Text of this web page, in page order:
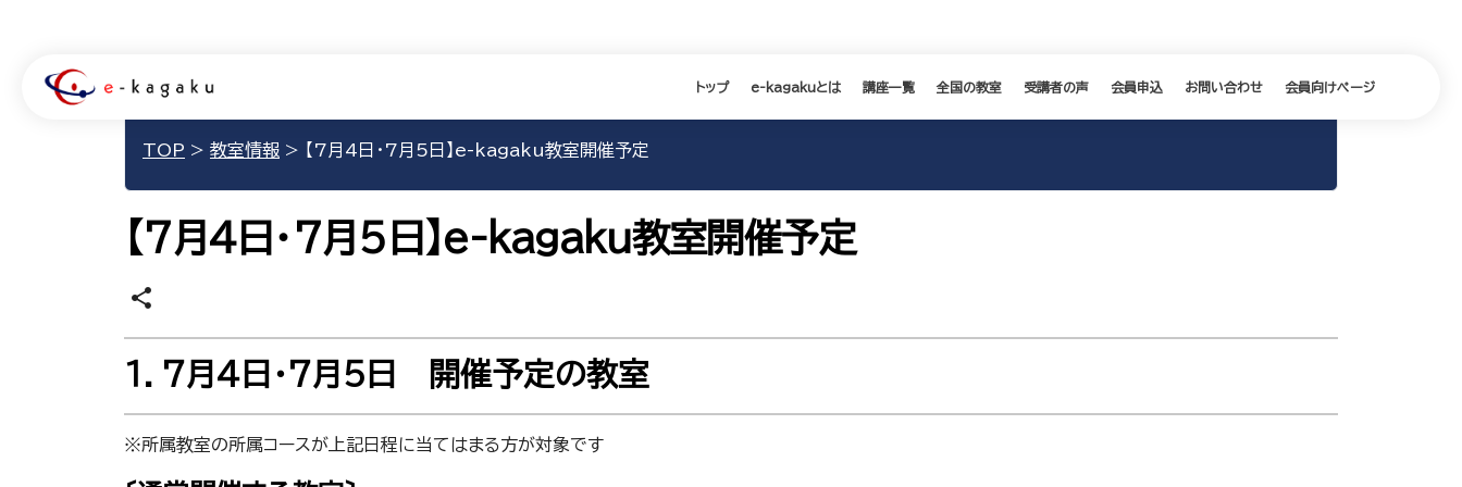
トップ e-kagakuとは 講座一覧 全国の教室 受講者の声 会員申込 お問い合わせ 会員向けページ
TOP > 教室情報 > 【7月4日･7月5日】e-kagaku教室開催予定
【7月4日･7月5日】e-kagaku教室開催予定
share
１．7月4日･7月5日 開催予定の教室
※所属教室の所属コースが上記日程に当てはまる方が対象です